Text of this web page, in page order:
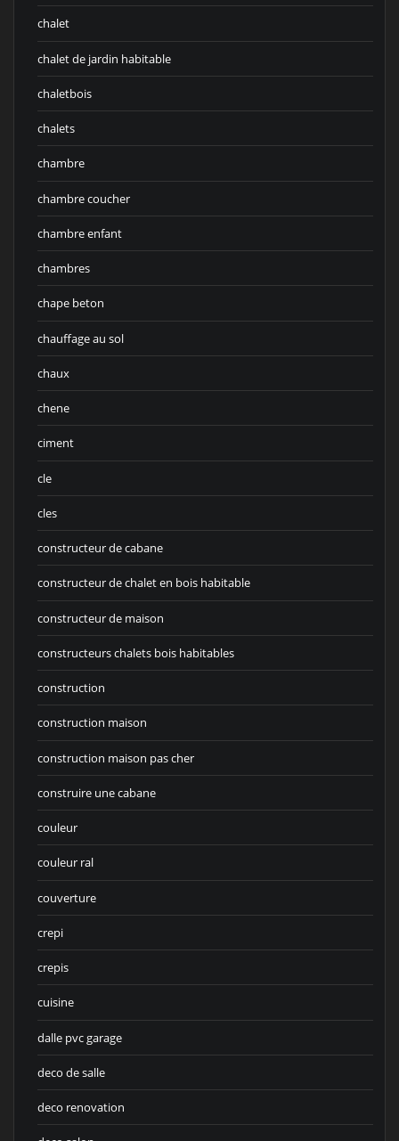
chalet
chalet de jardin habitable
chaletbois
chalets
chambre
chambre coucher
chambre enfant
chambres
chape beton
chauffage au sol
chaux
chene
ciment
cle
cles
constructeur de cabane
constructeur de chalet en bois habitable
constructeur de maison
constructeurs chalets bois habitables
construction
construction maison
construction maison pas cher
construire une cabane
couleur
couleur ral
couverture
crepi
crepis
cuisine
dalle pvc garage
deco de salle
deco renovation